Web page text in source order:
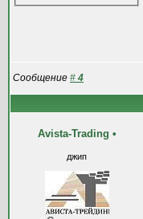
Сообщение # 4
Avista-Trading •
джип